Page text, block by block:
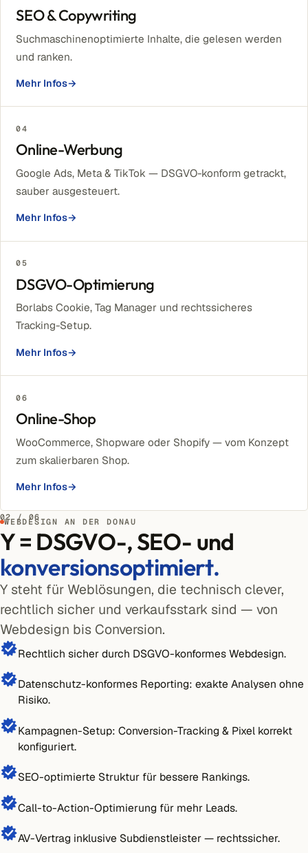
SEO & Copywriting
Suchmaschinenoptimierte Inhalte, die gelesen werden
und ranken.
Mehr Infos→
04
Online-Werbung
Google Ads, Meta & TikTok — DSGVO-konform getrackt,
sauber ausgesteuert.
Mehr Infos→
05
DSGVO-Optimierung
Borlabs Cookie, Tag Manager und rechtssicheres
Tracking-Setup.
Mehr Infos→
06
Online-Shop
WooCommerce, Shopware oder Shopify — vom Konzept
zum skalierbaren Shop.
Mehr Infos→
02 / 06
WEBDESIGN AN DER DONAU
Y = DSGVO-, SEO- und
konversionsoptimiert.
Y steht für Weblösungen, die technisch clever,
rechtlich sicher und verkaufsstark sind — von
Webdesign bis Conversion.
Rechtlich sicher durch DSGVO-konformes Webdesign.
Datenschutz-konformes Reporting: exakte Analysen ohne
Risiko.
Kampagnen-Setup: Conversion-Tracking & Pixel korrekt
konfiguriert.
SEO-optimierte Struktur für bessere Rankings.
Call-to-Action-Optimierung für mehr Leads.
AV-Vertrag inklusive Subdienstleister — rechtssicher.